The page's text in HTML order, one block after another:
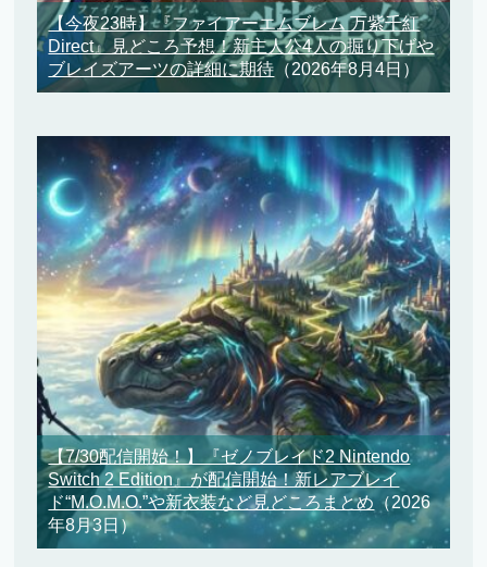
【今夜23時】『ファイアーエムブレム 万紫千紅
Direct』見どころ予想！新主人公4人の掘り下げや
ブレイズアーツの詳細に期待 （2026年8月4日）
【7/30配信開始！】『ゼノブレイド2 Nintendo
Switch 2 Edition』が配信開始！新レアブレイ
ド“M.O.M.O.”や新衣装など見どころまとめ（2026
年8月3日）